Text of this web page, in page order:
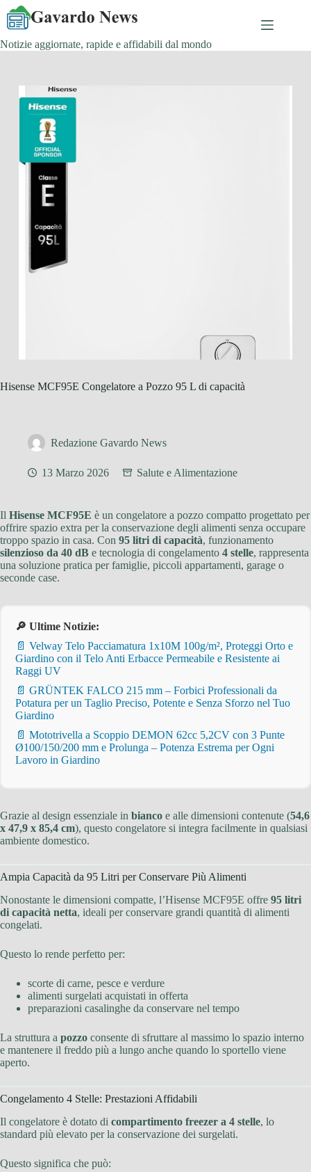
Salta
contenuto
Notizie aggiornate, rapide e affidabili dal mondo
Hisense MCF95E Congelatore a Pozzo 95 L di capacità
Redazione Gavardo News
13 Marzo 2026 Salute e Alimentazione
Il Hisense MCF95E è un congelatore a pozzo compatto progettato per
offrire spazio extra per la conservazione degli alimenti senza occupare
troppo spazio in casa. Con 95 litri di capacità, funzionamento
silenzioso da 40 dB e tecnologia di congelamento 4 stelle, rappresenta
una soluzione pratica per famiglie, piccoli appartamenti, garage o
seconde case.
🔎 Ultime Notizie:
📄 Velway Telo Pacciamatura 1x10M 100g/m², Proteggi Orto e
Giardino con il Telo Anti Erbacce Permeabile e Resistente ai
Raggi UV
📄 GRÜNTEK FALCO 215 mm – Forbici Professionali da
Potatura per un Taglio Preciso, Potente e Senza Sforzo nel Tuo
Giardino
📄 Mototrivella a Scoppio DEMON 62cc 5,2CV con 3 Punte
Ø100/150/200 mm e Prolunga – Potenza Estrema per Ogni
Lavoro in Giardino
Grazie al design essenziale in bianco e alle dimensioni contenute (54,6
x 47,9 x 85,4 cm), questo congelatore si integra facilmente in qualsiasi
ambiente domestico.
Ampia Capacità da 95 Litri per Conservare Più Alimenti
Nonostante le dimensioni compatte, l’Hisense MCF95E offre 95 litri
di capacità netta, ideali per conservare grandi quantità di alimenti
congelati.
Questo lo rende perfetto per:
scorte di carne, pesce e verdure
alimenti surgelati acquistati in offerta
preparazioni casalinghe da conservare nel tempo
La struttura a pozzo consente di sfruttare al massimo lo spazio interno
e mantenere il freddo più a lungo anche quando lo sportello viene
aperto.
Congelamento 4 Stelle: Prestazioni Affidabili
Il congelatore è dotato di compartimento freezer a 4 stelle, lo
standard più elevato per la conservazione dei surgelati.
Questo significa che può: